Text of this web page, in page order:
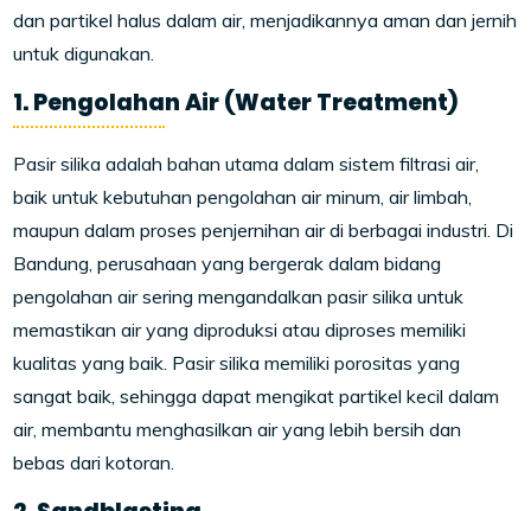
dan partikel halus dalam air, menjadikannya aman dan jernih
untuk digunakan.
1. Pengolahan Air (Water Treatment)
Pasir silika adalah bahan utama dalam sistem filtrasi air,
baik untuk kebutuhan pengolahan air minum, air limbah,
maupun dalam proses penjernihan air di berbagai industri. Di
Bandung, perusahaan yang bergerak dalam bidang
pengolahan air sering mengandalkan pasir silika untuk
memastikan air yang diproduksi atau diproses memiliki
kualitas yang baik. Pasir silika memiliki porositas yang
sangat baik, sehingga dapat mengikat partikel kecil dalam
air, membantu menghasilkan air yang lebih bersih dan
bebas dari kotoran.